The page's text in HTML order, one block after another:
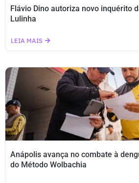
Flávio Dino autoriza novo inquérito
Lulinha
LEIA MAIS
Anápolis avança no combate à
do Método Wolbachia